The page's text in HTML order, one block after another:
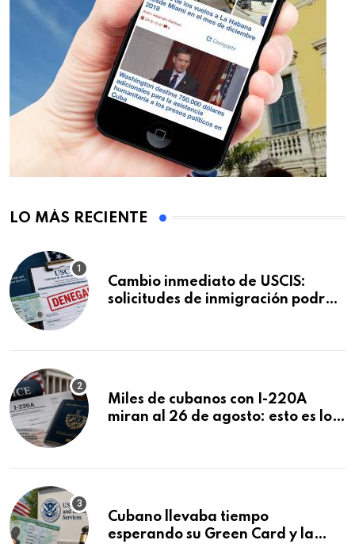
LO MÁS RECIENTE
Cambio inmediato de USCIS:
solicitudes de inmigración podrán
Miles de cubanos con I-220A
miran al 26 de agosto: esto es lo
Cubano llevaba tiempo
esperando su Green Card y la